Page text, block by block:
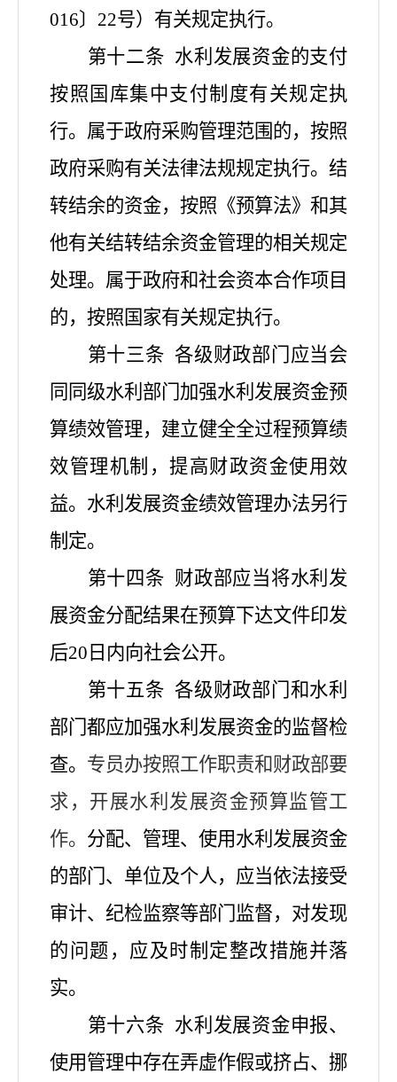
016〕22号）有关规定执行。
第十二条 水利发展资金的支付
按照国库集中支付制度有关规定执
行。属于政府采购管理范围的，按照
政府采购有关法律法规规定执行。结
转结余的资金，按照《预算法》和其
他有关结转结余资金管理的相关规定
处理。属于政府和社会资本合作项目
的，按照国家有关规定执行。
第十三条 各级财政部门应当会
同同级水利部门加强水利发展资金预
算绩效管理，建立健全全过程预算绩
效管理机制，提高财政资金使用效
益。水利发展资金绩效管理办法另行
制定。
第十四条 财政部应当将水利发
展资金分配结果在预算下达文件印发
后20日内向社会公开。
第十五条 各级财政部门和水利
部门都应加强水利发展资金的监督检
查。 专员办按照工作职责和财政部要
求，开展水利发展资金预算监管工
作。 分配、管理、使用水利发展资金
的部门、单位及个人，应当依法接受
审计、纪检监察等部门监督，对发现
的问题，应及时制定整改措施并落
实。
第十六条 水利发展资金申报、
使用管理中存在弄虚作假或挤占、挪